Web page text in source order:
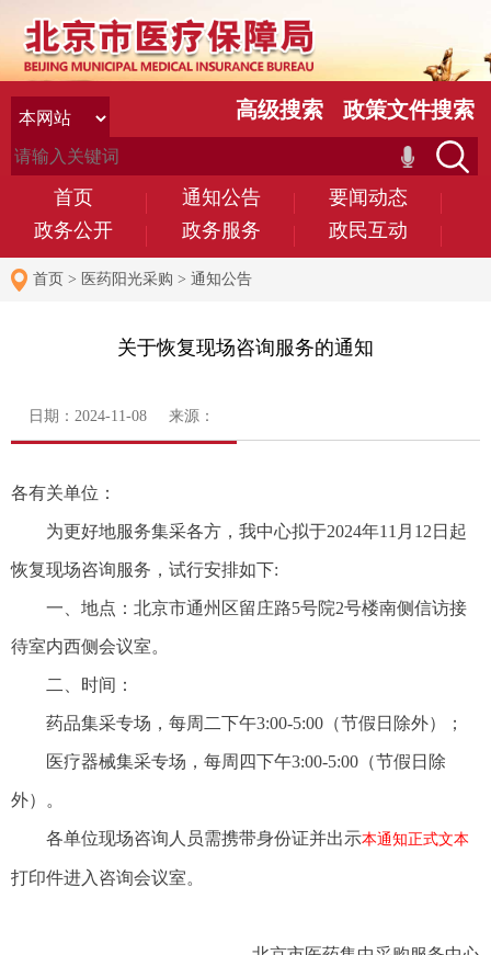
首页 通知公告
要闻动态
政务公开
政务服务 政民互动
高级搜索 政策文件搜索
首页 > 医药阳光采购 > 通知公告
关于恢复现场咨询服务的通知
日期：2024-11-08 来源：
各有关单位：
为更好地服务集采各方，我中心拟于2024年11月12日起
恢复现场咨询服务，试行安排如下:
一、地点：北京市通州区留庄路5号院2号楼南侧信访接
待室内西侧会议室。
二、时间：
药品集采专场，每周二下午3:00-5:00（节假日除外）；
医疗器械集采专场，每周四下午3:00-5:00（节假日除
外）。
各单位现场咨询人员需携带身份证并出示本通知正式文本
打印件进入咨询会议室。